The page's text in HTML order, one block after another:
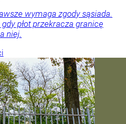
wymaga zgody sąsiada.
płot przekracza granicę
niej.